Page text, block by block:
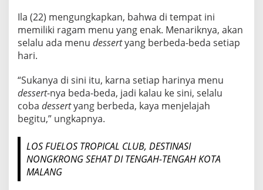
Ila (22) mengungkapkan, bahwa di tempat ini
memiliki ragam menu yang enak. Menariknya, akan
selalu ada menu dessertyang berbeda-beda setiap
hari.
“Sukanya di sini itu, karna setiap harinya menu
dessert-nya beda-beda, jadi kalau ke sini, selalu
coba dessertyang berbeda, kaya menjelajah
begitu,” ungkapnya.
LOS FUELOS TROPICAL CLUB, DESTINASI
NONGKRONG SEHAT DI TENGAH-TENGAH KOTA
MALANG